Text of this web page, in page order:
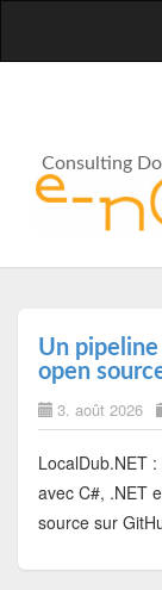
Consulting
Un
open
3. août 2026
LocalDub.NET
avec C#, .NET
source sur